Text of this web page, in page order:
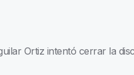
Ortiz intentó cerrar la